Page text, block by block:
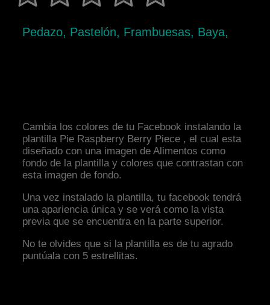
Pedazo, Pastelón, Frambuesas, Baya,
Cambia los colores de tu Facebook instalando la
plantilla Pie Raspberry Berry Piece , el cual esta
diseñado con una imagen de Alimentos como
fondo de la plantilla y colores que contrastan con
esta imagen de fondo.
Una vez instalado la plantilla, tu facebook tendrá
una apariencia única y se verá como la vista
previa que se encuentra en la parte superior.
No te olvides que si la plantilla es de tu agrado
puntúala con 5 estrellitas.